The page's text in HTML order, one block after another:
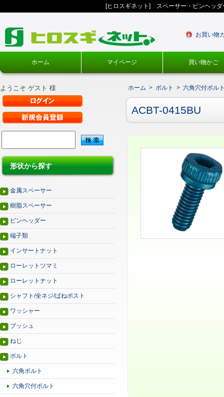
[ヒロスギネット] スペーサー・ピンヘッ
お買い物
ホーム マイページ 買い物かご
ようこそ ゲスト 様
形状から探す
金属スペーサー
樹脂スペーサー
ピンヘッダー
端子類
インサートナット
ローレットツマミ
ローレットナット
シャフト/全ネジ/ばねポスト
ワッシャー
ブッシュ
ねじ
ボルト
六角ボルト
六角穴付ボルト
ホーム > ボルト > 六角穴付ボル
ACBT-0415BU